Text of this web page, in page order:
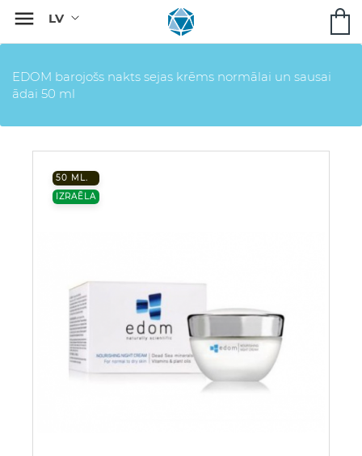

EDOM barojošs nakts sejas krēms normālai un sausai
ādai 50 ml
50 ML.
IZRAĒLA